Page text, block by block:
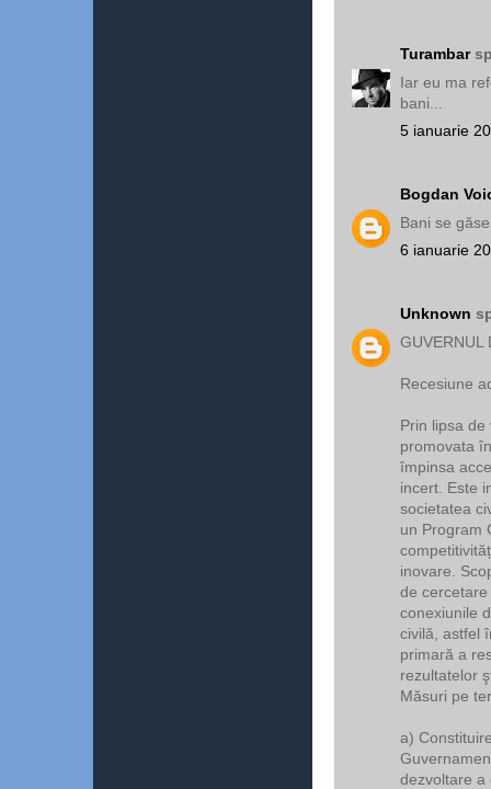
Turambar
Iar eu ma
bani...
5 ianuarie
Bogdan
Bani se
6 ianuarie
Unknown
GUVERNUL
Recesiune
Prin lipsa
promovata
împinsa
incert. Este
societatea
un Program
inovare.
de
conexiunile
civilă, astfel
primară a
rezultatelor
Măsuri pe
a)
dezvoltare a